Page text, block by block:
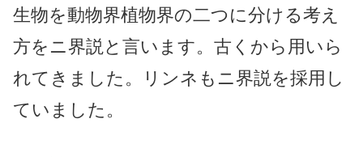
生物を動物界植物界の二つに分ける考え
方をニ界説と言います。古くから用いら
れてきました。リンネもニ界説を採用し
ていました。